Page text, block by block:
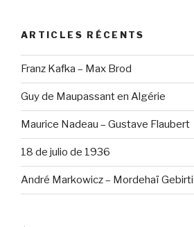
ARTICLES RÉCENTS
Franz Kafka – Max Brod
Guy de Maupassant en Algérie
Maurice Nadeau – Gustave Flaubert
18 de julio de 1936
André Markowicz – Mordehaï